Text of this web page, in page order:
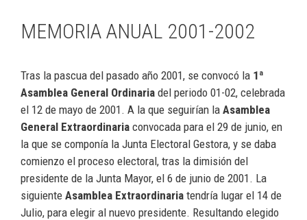
MEMORIA ANUAL 2001-2002
Tras la pascua del pasado año 2001, se convocó la 1ª
Asamblea General Ordinaria del periodo 01-02, celebrada
el 12 de mayo de 2001. A la que seguirían la Asamblea
General Extraordinaria convocada para el 29 de junio, en
la que se componía la Junta Electoral Gestora, y se daba
comienzo el proceso electoral, tras la dimisión del
presidente de la Junta Mayor, el 6 de junio de 2001. La
siguiente Asamblea Extraordinaria tendría lugar el 14 de
Julio, para elegir al nuevo presidente. Resultando elegido